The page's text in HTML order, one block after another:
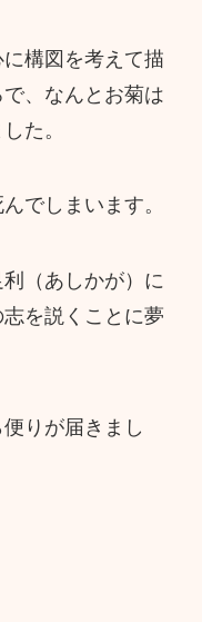
構図を考えて描
、なんとお菊は
た。
でしまいます。
（あしかが）に
を説くことに夢
りが届きまし